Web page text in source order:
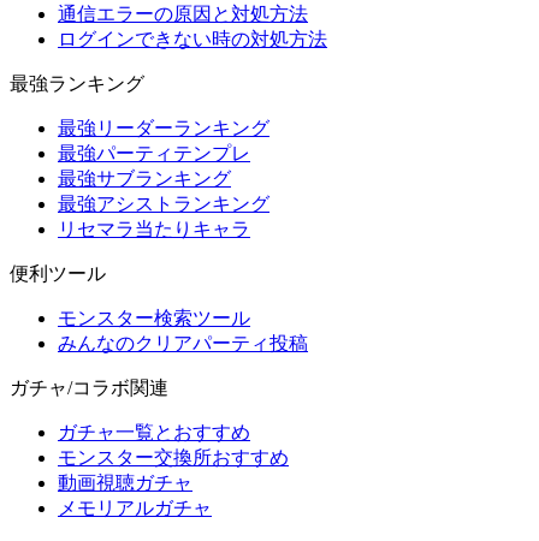
通信エラーの原因と対処方法
ログインできない時の対処方法
最強ランキング
最強リーダーランキング
最強パーティテンプレ
最強サブランキング
最強アシストランキング
リセマラ当たりキャラ
便利ツール
モンスター検索ツール
みんなのクリアパーティ投稿
ガチャ/コラボ関連
ガチャ一覧とおすすめ
モンスター交換所おすすめ
動画視聴ガチャ
メモリアルガチャ